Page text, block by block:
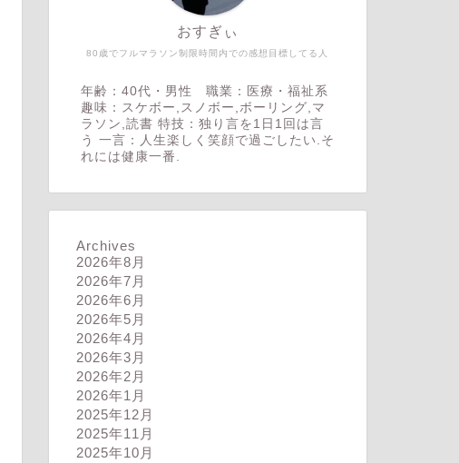
80歳でフルマラソン制限時間内での感想目標してる人
おすぎぃ
年齢：40代・男性 職業：医療・福祉系
趣味：スケボー,スノボー,ボーリング,マ
ラソン,読書 特技：独り言を1日1回は言
う 一言：人生楽しく笑顔で過ごしたい.そ
れには健康一番.
Archives
2026年8月
2026年7月
2026年6月
2026年5月
2026年4月
2026年3月
2026年2月
2026年1月
2025年12月
2025年11月
2025年10月